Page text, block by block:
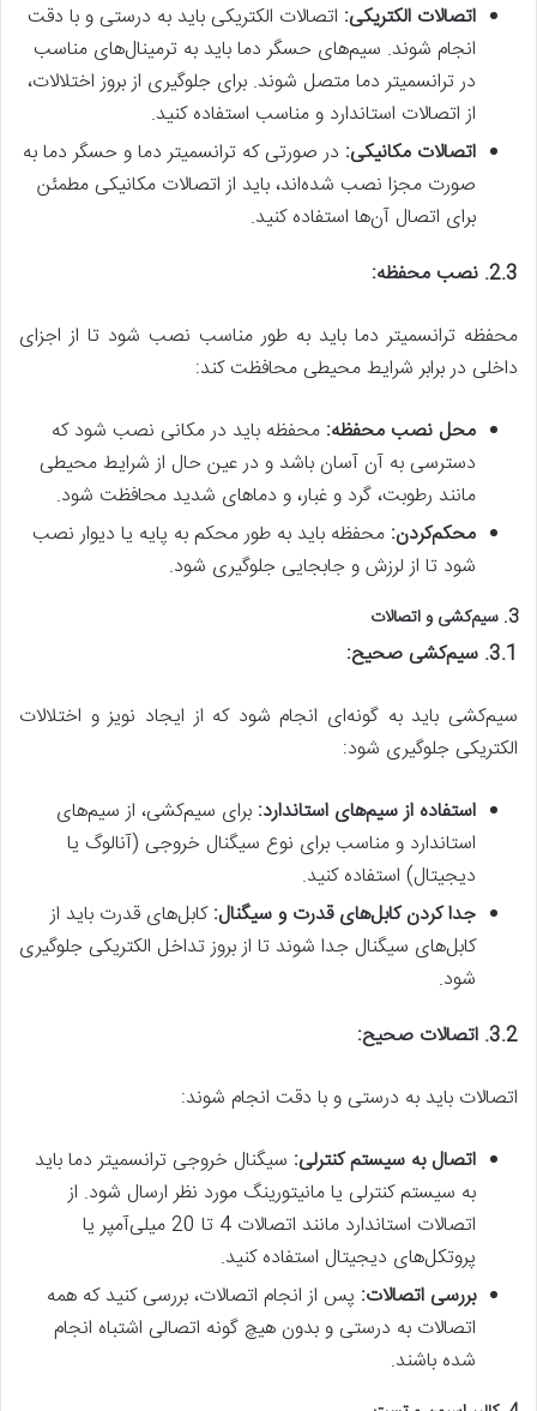
اتصالات الکتریکی: اتصالات الکتریکی باید به درستی و با دقت
انجام شوند. سیم‌های حسگر دما باید به ترمینال‌های مناسب
در ترانسمیتر دما متصل شوند. برای جلوگیری از بروز اختلالات،
از اتصالات استاندارد و مناسب استفاده کنید.
اتصالات مکانیکی: در صورتی که ترانسمیتر دما و حسگر دما به
صورت مجزا نصب شده‌اند، باید از اتصالات مکانیکی مطمئن
برای اتصال آن‌ها استفاده کنید.
2.3. نصب محفظه:
محفظه ترانسمیتر دما باید به طور مناسب نصب شود تا از اجزای
داخلی در برابر شرایط محیطی محافظت کند:
محل نصب محفظه: محفظه باید در مکانی نصب شود که
دسترسی به آن آسان باشد و در عین حال از شرایط محیطی
مانند رطوبت، گرد و غبار، و دماهای شدید محافظت شود.
محکم‌کردن: محفظه باید به طور محکم به پایه یا دیوار نصب
شود تا از لرزش و جابجایی جلوگیری شود.
3. سیم‌کشی و اتصالات
3.1. سیم‌کشی صحیح:
سیم‌کشی باید به گونه‌ای انجام شود که از ایجاد نویز و اختلالات
الکتریکی جلوگیری شود:
استفاده از سیم‌های استاندارد: برای سیم‌کشی، از سیم‌های
استاندارد و مناسب برای نوع سیگنال خروجی (آنالوگ یا
دیجیتال) استفاده کنید.
جدا کردن کابل‌های قدرت و سیگنال:کابل‌های قدرت باید از
کابل‌های سیگنال جدا شوند تا از بروز تداخل الکتریکی جلوگیری
شود.
3.2. اتصالات صحیح:
اتصالات باید به درستی و با دقت انجام شوند:
اتصال به سیستم کنترلی: سیگنال خروجی ترانسمیتر دما باید
به سیستم کنترلی یا مانیتورینگ مورد نظر ارسال شود. از
اتصالات استاندارد مانند اتصالات 4 تا 20 میلی‌آمپر یا
پروتکل‌های دیجیتال استفاده کنید.
بررسی اتصالات: پس از انجام اتصالات، بررسی کنید که همه
اتصالات به درستی و بدون هیچ گونه اتصالی اشتباه انجام
شده باشند.